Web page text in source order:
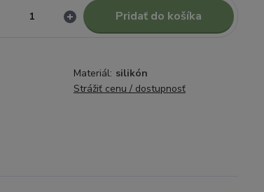
Pridať do košíka
Materiál: silikón
Strážiť cenu / dostupnosť